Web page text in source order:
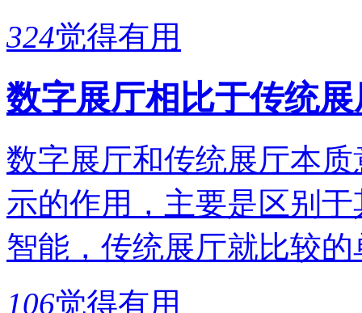
324觉得有用
数字展厅相比于传统
数字展厅和传统展厅本
示的作用，主要是区别
智能，传统展厅就比较的
106觉得有用